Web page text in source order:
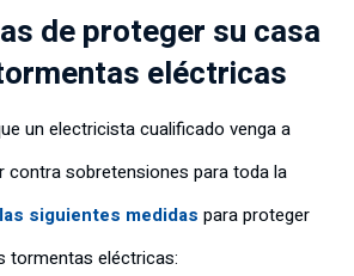
de proteger su casa
eléctricas
un electricista cualificado venga a
contra sobretensiones para toda la
siguientes medidas para proteger
tormentas eléctricas: